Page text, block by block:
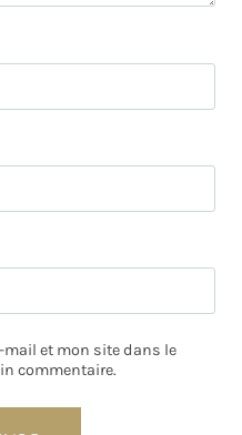
et mon site dans le
commentaire.